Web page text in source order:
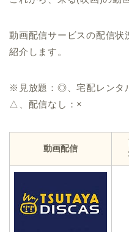
動画配信サービスの配信状
紹介します。
※見放題：◎、宅配レンタ
△、配信なし：×
動画配信